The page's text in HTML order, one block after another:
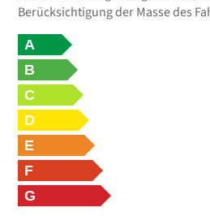
Berücksichtigung der Masse des
A
B
C
D
E
F
G